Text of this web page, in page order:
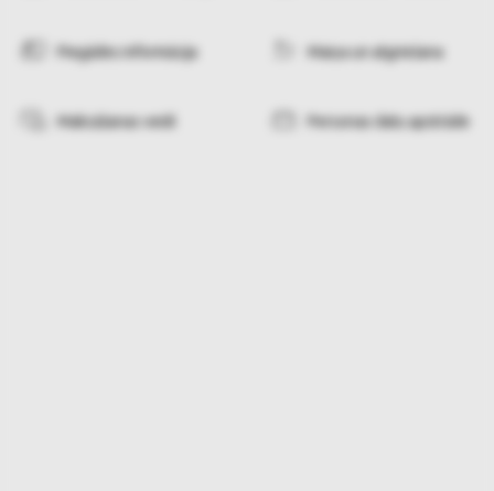
Piegādes informācija Maiņa un atgriešana
Maksāšanas veidi Personas datu apstrāde